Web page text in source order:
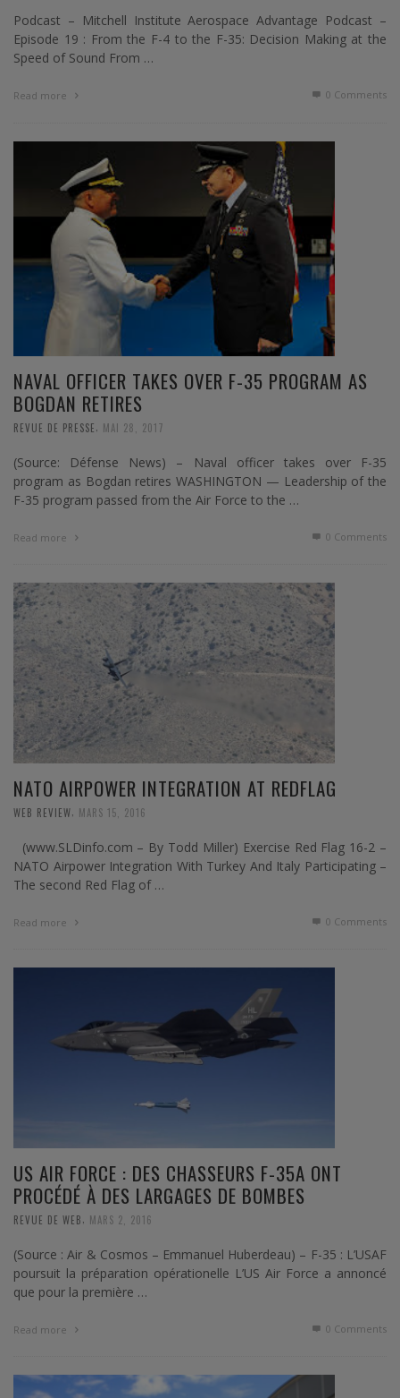
Podcast – Mitchell Institute Aerospace Advantage Podcast –
Episode 19 : From the F-4 to the F-35: Decision Making at the
Speed of Sound From …
Read more 0 Comments
NAVAL OFFICER TAKES OVER F-35 PROGRAM AS
BOGDAN RETIRES
REVUE DE PRESSE MAI 28, 2017
(Source: Défense News) – Naval officer takes over F-35
program as Bogdan retires WASHINGTON — Leadership of the
F-35 program passed from the Air Force to the …
Read more 0 Comments
NATO AIRPOWER INTEGRATION AT REDFLAG
WEB REVIEW MARS 15, 2016
(www.SLDinfo.com – By Todd Miller) Exercise Red Flag 16-2 –
NATO Airpower Integration With Turkey And Italy Participating –
The second Red Flag of …
Read more 0 Comments
US AIR FORCE : DES CHASSEURS F-35A ONT
PROCÉDÉ À DES LARGAGES DE BOMBES
REVUE DE WEB MARS 2, 2016
(Source : Air & Cosmos – Emmanuel Huberdeau) – F-35 : L’USAF
poursuit la préparation opérationelle L’US Air Force a annoncé
que pour la première …
Read more 0 Comments